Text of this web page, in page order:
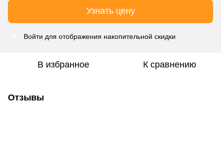
Узнать цену
Войти для отображения накопительной скидки
В избранное К сравнению
Отзывы